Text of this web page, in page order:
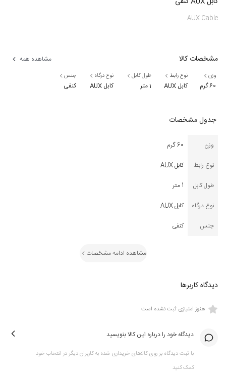
AUX Cable
مشخصات کالا مشاهده همه
وزن
60 گرم
نوع رابط
کابل AUX
طول کابل
1 متر
نوع درگاه
کابل AUX
جنس
کنفی
جدول مشخصات
وزن
60 گرم
نوع رابط
کابل AUX
طول کابل
1 متر
نوع درگاه
کابل AUX
جنس
کنفی
مشاهده ادامه مشخصات
دیدگاه کاربرها
هنوز امتیازی ثبت نشده است
دیدگاه خود را درباره این کالا بنویسید
با ثبت دیدگاه بر روی کالاهای خریداری شده به کاربران دیگر در انتخاب خود
کمک کنید